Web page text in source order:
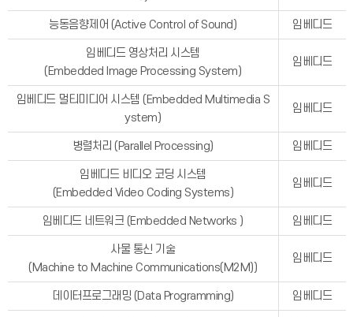
능동음향제어 (Active Control of Sound) 임베디드
임베디드 영상처리 시스템
(Embedded Image Processing System)
임베디드
임베디드 멀티미디어 시스템 (Embedded Multimedia S
ystem)
임베디드
병렬처리 (Parallel Processing) 임베디드
임베디드 비디오 코딩 시스템
(Embedded Video Coding Systems)
임베디드
임베디드 네트워크 (Embedded Networks ) 임베디드
사물 통신 기술
(Machine to Machine Communications(M2M))
임베디드
데이터프로그래밍 (Data Programming) 임베디드